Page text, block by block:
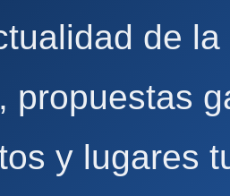
de
propuestas
y lugares